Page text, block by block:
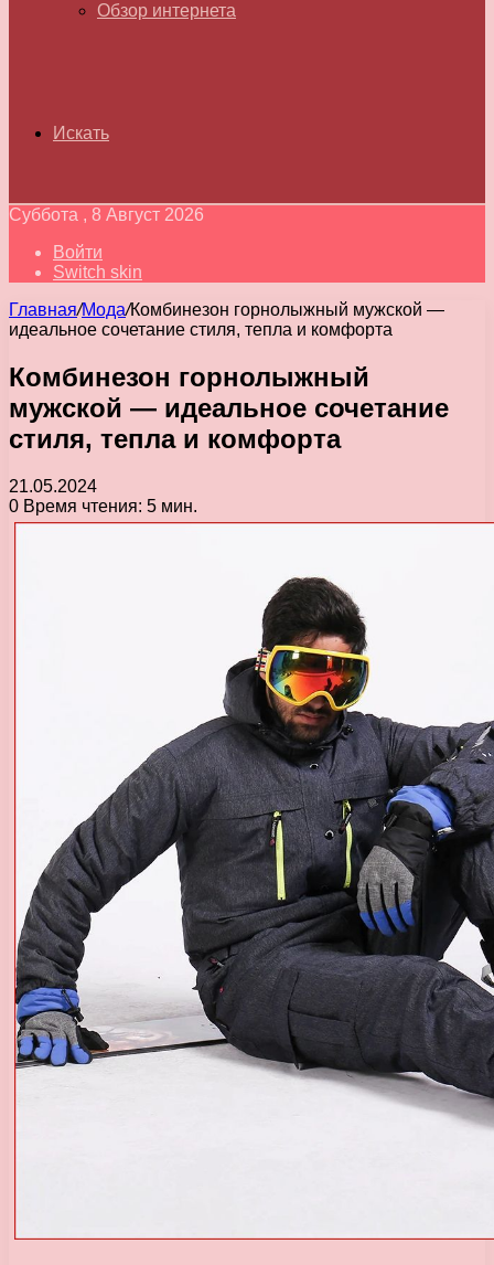
Обзор интернета
Искать
Суббота , 8 Август 2026
Войти
Switch skin
Главная/Мода/Комбинезон горнолыжный мужской —
идеальное сочетание стиля, тепла и комфорта
Комбинезон горнолыжный
мужской — идеальное сочетание
стиля, тепла и комфорта
21.05.2024
0 Время чтения: 5 мин.